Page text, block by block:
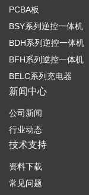
PCBA板
BSY系列逆控一体机
BDH系列逆控一体机
BFH系列逆控一体机
BELC系列充电器
新闻中心
公司新闻
行业动态
技术支持
资料下载
常见问题